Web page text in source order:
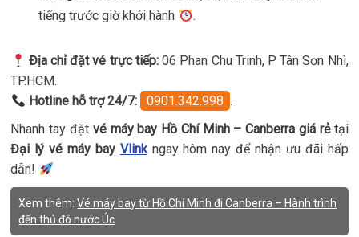
tiếng trước giờ khởi hành
.
Địa chỉ đặt vé trực tiếp:06 Phan Chu Trinh, P Tân Sơn Nhì,
TP.HCM.
Hotline hỗ trợ 24/7:
0901.342.998 .
Nhanh tay đặt vé máy bay Hồ Chí Minh – Canberra giá rẻtại
Đại lý vé máy bay Vlinkngay hôm nay để nhận ưu đãi hấp
dẫn!
Xem thêm:Vé máy bay từ Hồ Chí Minh đi Canberra – Hành trình
đến thủ đô nước Úc